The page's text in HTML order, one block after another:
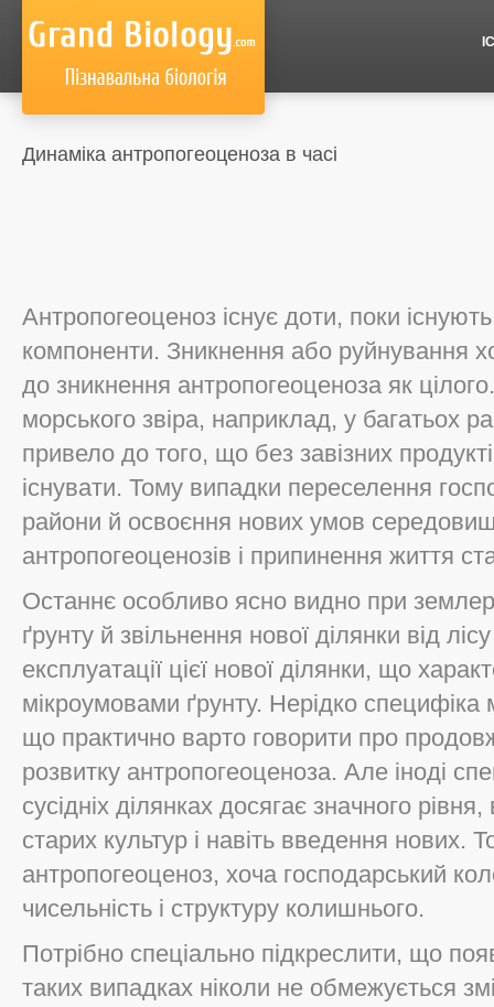
Динаміка антропогеоценоза в часі
Антропогеоценоз існує доти, поки існують
компоненти. Зникнення або руйнування
до зникнення антропогеоценоза як
морського звіра, наприклад, у багатьох
привело до того, що без завізних
існувати. Тому випадки переселення
райони й освоєння нових умов
антропогеоценозів і припинення життя
Останнє особливо ясно видно при
ґрунту й звільнення нової ділянки від
експлуатації цієї нової ділянки, що
мікроумовами ґрунту. Нерідко специфіка
що практично варто говорити про
розвитку антропогеоценоза. Але іноді
сусідніх ділянках досягає значного
старих культур і навіть введення нових.
антропогеоценоз, хоча господарський
чисельність і структуру колишнього.
Потрібно спеціально підкреслити, що
таких випадках ніколи не обмежується